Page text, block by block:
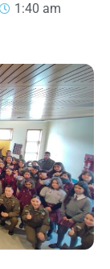
1:40 am